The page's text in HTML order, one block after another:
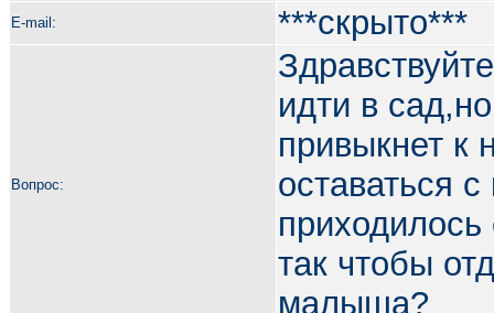
E-mail: ***скрыто***
Вопрос:
идти в
привыкнет к
оставаться
приходилось
так чтобы
малыша?